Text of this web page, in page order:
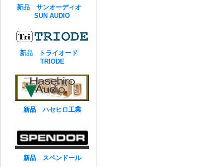
新品 サンオーディオ
SUN AUDIO
新品 トライオード
TRIODE
新品 ハセヒロ工業
新品 スペンドール